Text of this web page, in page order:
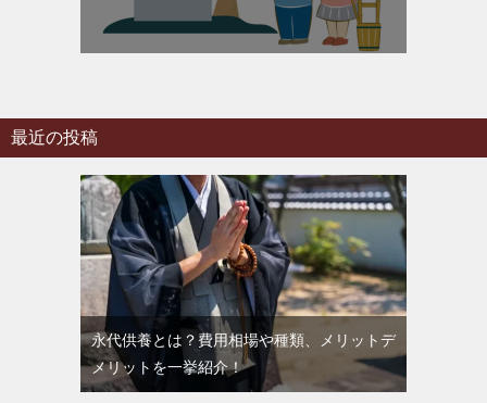
最近の投稿
永代供養とは？費用相場や種類、メリットデ
メリットを一挙紹介！